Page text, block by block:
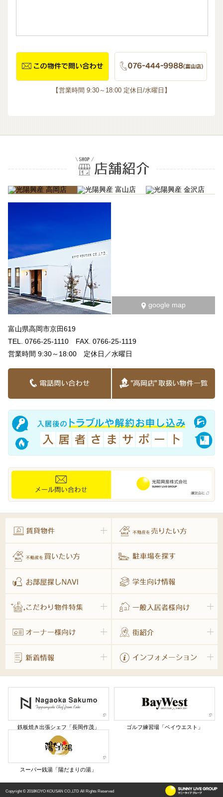
【営業時間 9:30～18:00 定休日/水曜日】
google map
富山県高岡市京田619
TEL. 0766-25-1110 FAX. 0766-25-1119
営業時間 9:30～18:00 定休日／水曜日
鉄板焼き出張シェフ「長岡作茂」 ゴルフ練習場「ベイウエスト」
スーパー銭湯「陽だまりの湯」
Copyright © 2018KOYO KOUSAN CO.,LTD All Rights Reserved